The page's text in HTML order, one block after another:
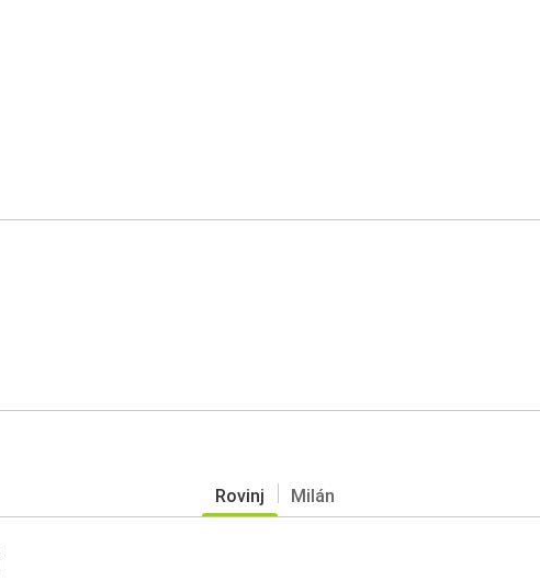
Rovinj Milán